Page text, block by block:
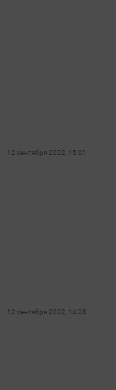
12 сентября 2022, 15:01
12 сентября 2022, 14:28